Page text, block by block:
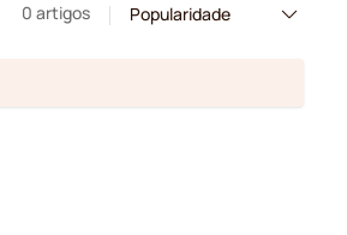
0 artigos